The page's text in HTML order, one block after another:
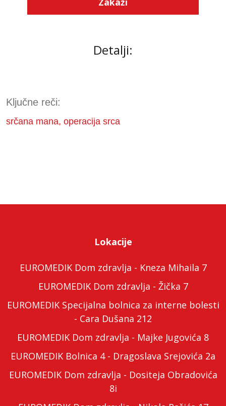
Detalji:
Ključne reči:
srčana mana, operacija srca
Lokacije
EUROMEDIK Dom zdravlja - Kneza Mihaila 7
EUROMEDIK Dom zdravlja - Žička 7
EUROMEDIK Specijalna bolnica za interne bolesti
- Cara Dušana 212
EUROMEDIK Dom zdravlja - Majke Jugovića 8
EUROMEDIK Bolnica 4 - Dragoslava Srejovića 2a
EUROMEDIK Dom zdravlja - Dositeja Obradovića
8i